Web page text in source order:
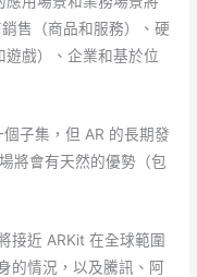
售（商品和服務）、硬
戲）、企業和基於位
子集，但 AR 的長期發
將會有天然的優勢（包
接近 ARKit 在全球範圍
的情況，以及騰訊、阿